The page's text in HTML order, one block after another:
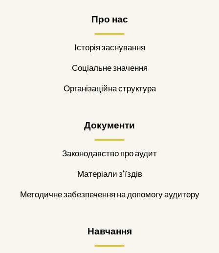
Про нас
Історія заснування
Соціальне значення
Організаційна структура
Документи
Законодавство про аудит
Матеріали з'їздів
Методичне забезпечення на допомогу аудитору
Навчання